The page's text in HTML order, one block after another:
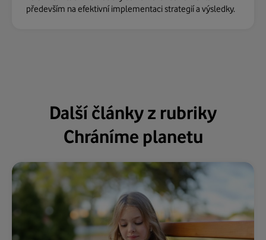
především na efektivní implementaci strategií a výsledky.
Další články z rubriky
Chráníme planetu